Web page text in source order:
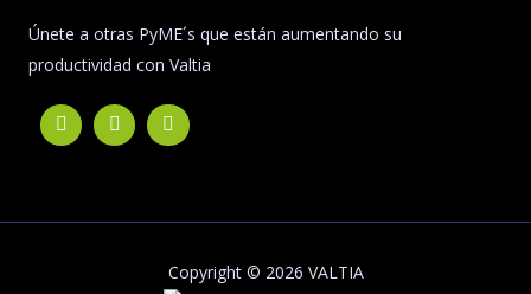
Únete a otras PyME´s que están aumentando su
productividad con Valtia
Copyright © 2026 VALTIA